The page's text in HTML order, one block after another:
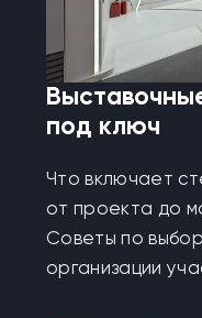
под ключ
Что включает
от проекта до
Советы по
организации